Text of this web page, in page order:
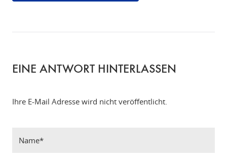
EINE ANTWORT HINTERLASSEN
Ihre E-Mail Adresse wird nicht veröffentlicht.